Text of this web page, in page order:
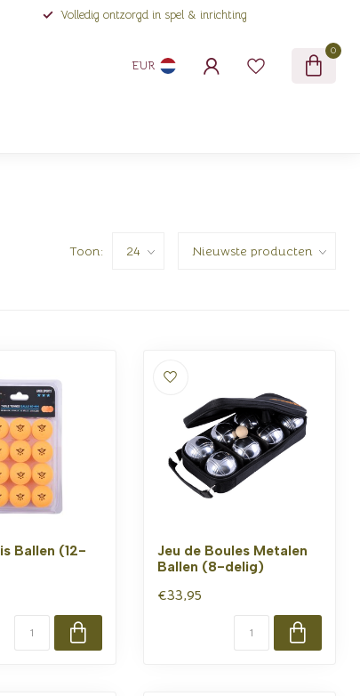
Volledig ontzorgd in spel & inrichting
EUR
0
Toon:
Ballen (12-
Jeu de Boules Metalen
Ballen (8-delig)
€33,95